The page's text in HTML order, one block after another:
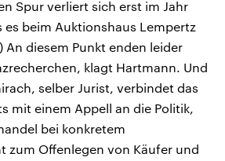
Spur verliert sich erst im Jahr
es beim Auktionshaus Lempertz
diesem Punkt enden leider
klagt Hartmann. Und
selber Jurist, verbindet das
mit einem Appell an die Politik,
bei konkretem
zum Offenlegen von Käufer und